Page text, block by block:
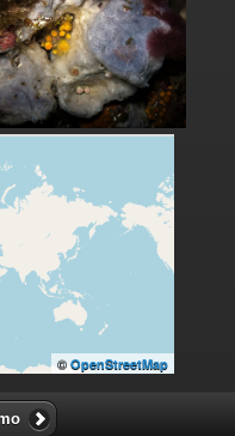
© OpenStreetMap